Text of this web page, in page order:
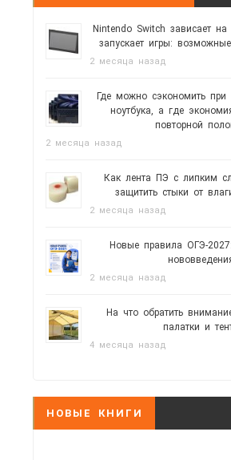
Nintendo Switch зависает
запускает игры:
2 месяца назад
Где можно сэкономить при
ноутбука, а где
повторной
2 месяца назад
Как лента ПЭ с липким
защитить стыки от
2 месяца назад
Новые правила ОГЭ-
2 месяца назад
На что обратить
палатки и
4 месяца назад
НОВЫЕ КНИГИ